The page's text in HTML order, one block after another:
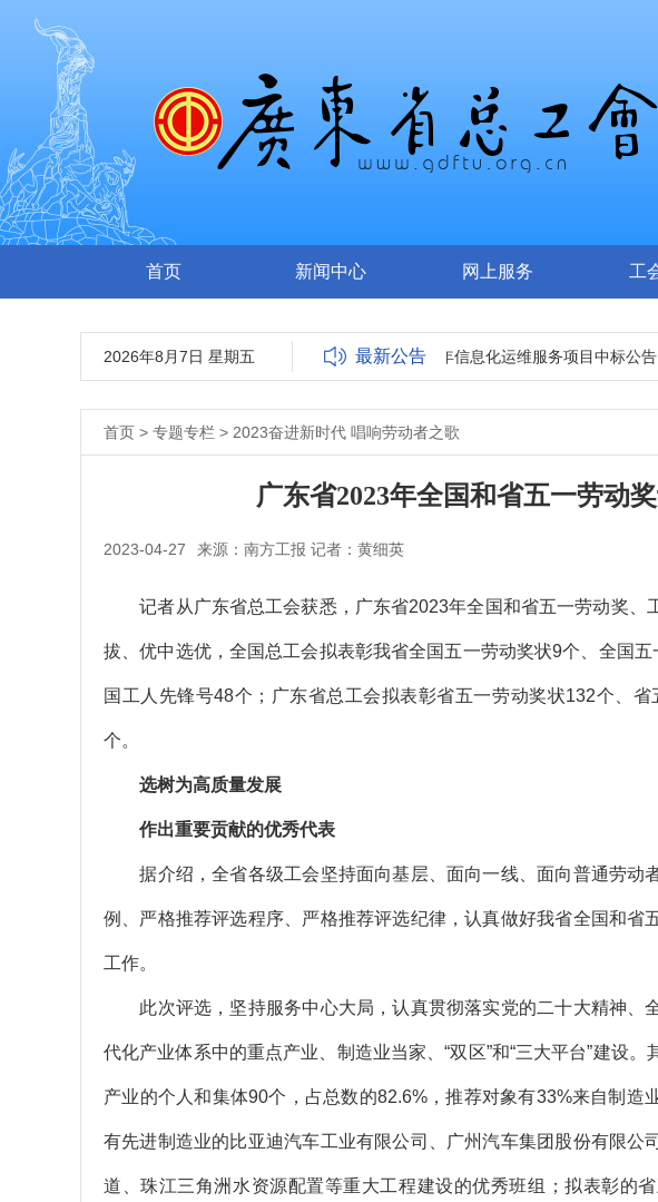
首页 新闻中心 网上服务 工
2026年8月7日 星期五 最新公告
广东省总工会2023-2024年信息化运维服务项目中标公告
首页 > 专题专栏 > 2023奋进新时代 唱响劳动者之歌
广东省2023年全国和省五一劳动
2023-04-27 来源：南方工报 记者：黄细英
记者从广东省总工会获悉，广东省2023年全国和省五一劳动奖、
拔、优中选优，全国总工会拟表彰我省全国五一劳动奖状9个、全国
国工人先锋号48个；广东省总工会拟表彰省五一劳动奖状132个、
个。
选树为高质量发展
作出重要贡献的优秀代表
据介绍，全省各级工会坚持面向基层、面向一线、面向普通劳动
例、严格推荐评选程序、严格推荐评选纪律，认真做好我省全国和省
工作。
此次评选，坚持服务中心大局，认真贯彻落实党的二十大精神、
代化产业体系中的重点产业、制造业当家、“双区”和“三大平台”建设
产业的个人和集体90个，占总数的82.6%，推荐对象有33%来自制造
有先进制造业的比亚迪汽车工业有限公司、广州汽车集团股份有限公
道、珠江三角洲水资源配置等重大工程建设的优秀班组；拟表彰的